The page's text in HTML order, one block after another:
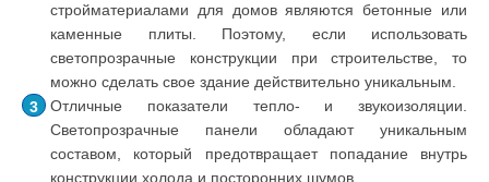
стройматериалами для домов являются бетонные или
каменные плиты. Поэтому, если использовать
светопрозрачные конструкции при строительстве, то
можно сделать свое здание действительно уникальным.
Отличные показатели тепло- и звукоизоляции.
Светопрозрачные панели обладают уникальным
составом, который предотвращает попадание внутрь
конструкции холода и посторонних шумов.